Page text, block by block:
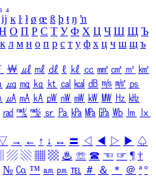
₃ ₄
ĳ ĸ ŀ ł ø œ ß þ ŧ ŋ ŉ
О П Р С Т У Ф Х Ц Ч Ш Щ Ъ
к л м н о п р с т у ф х ц ч ш щ ъ
￦ ㎕ ㎖ ㎗ ℓ ㎘ ㏄ ㎣ ㎤ ㎥ ㎦
㎍ ㎎ ㎏ ㏏ ㎈ ㎉ ㏈ ㎧ ㎨ ㎰
㎂ ㎃ ㎄ ㎺ ㎻ ㎽ ㎾ ㎿ ㎐ ㎑
㎭ ㎮ ㎯ ㏛ ㎩ ㎪ ㎫ ㎬ ㏝ ㏐
㏓
→ ← ↑ ↓ ↔ 〓 ◁ ◀ ▷ ▶ ♤
▨ ▧ ▦ ▩ ♨ ☏ ☎ ☜ ☞ ¶ †
№ ㏇ ™ ㏂ ㏘ ℡ ＃ ＆ ＊ ＠ ª º